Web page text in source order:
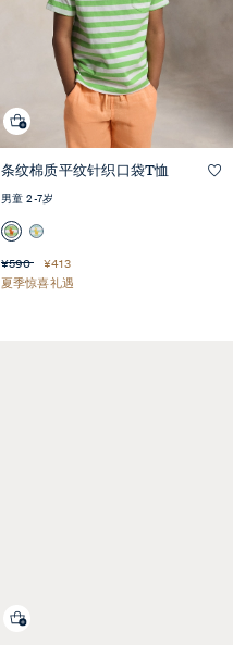
快速预览
条纹棉质平纹针织口袋T恤
男童 2-7岁
¥590 ¥413
夏季惊喜礼遇